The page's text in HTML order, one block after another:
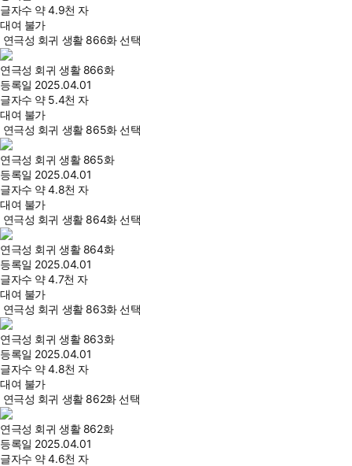
글자수 약 4.9천 자
대여 불가
연극성 회귀 생활 866화 선택
연극성 회귀 생활 866화
등록일 2025.04.01
글자수 약 5.4천 자
대여 불가
연극성 회귀 생활 865화 선택
연극성 회귀 생활 865화
등록일 2025.04.01
글자수 약 4.8천 자
대여 불가
연극성 회귀 생활 864화 선택
연극성 회귀 생활 864화
등록일 2025.04.01
글자수 약 4.7천 자
대여 불가
연극성 회귀 생활 863화 선택
연극성 회귀 생활 863화
등록일 2025.04.01
글자수 약 4.8천 자
대여 불가
연극성 회귀 생활 862화 선택
연극성 회귀 생활 862화
등록일 2025.04.01
글자수 약 4.6천 자